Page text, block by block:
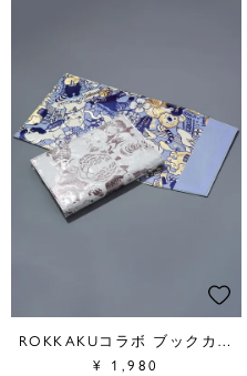
ROKKAKUコラボ ブックカバー
¥ 1,980